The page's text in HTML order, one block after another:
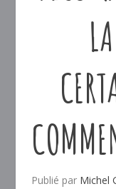
Publié par Michel